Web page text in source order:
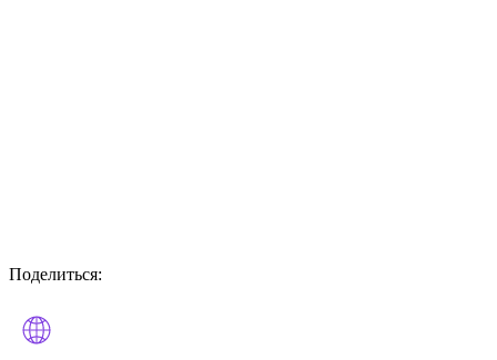
Поделиться: